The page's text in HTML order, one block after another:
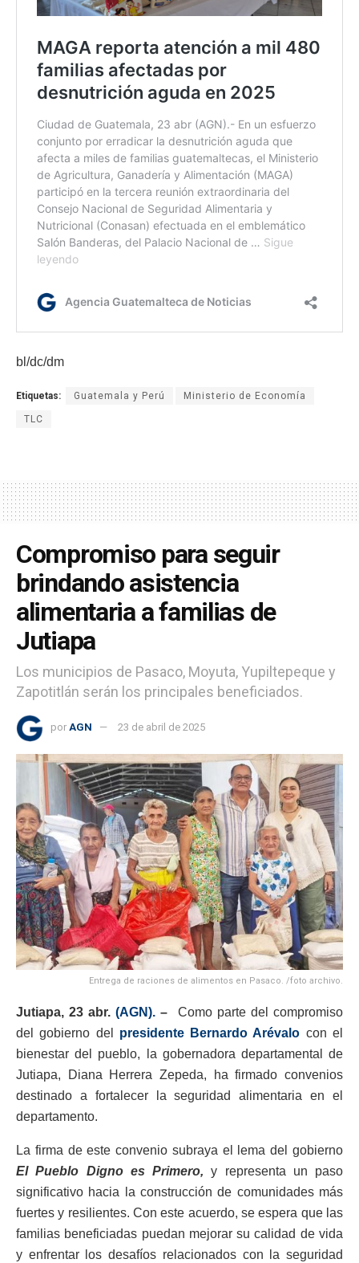
bl/dc/dm
Etiquetas: Guatemala y Perú Ministerio de Economía
TLC
Compromiso para seguir
brindando asistencia
alimentaria a familias de
Jutiapa
Los municipios de Pasaco, Moyuta, Yupiltepeque y
Zapotitlán serán los principales beneficiados.
por AGN 23 de abril de 2025
Entrega de raciones de alimentos en Pasaco. /foto archivo.
Jutiapa, 23 abr.(AGN). – Como parte del compromiso
del gobierno del presidente Bernardo Arévalo con el
bienestar del pueblo, la gobernadora departamental de
Jutiapa, Diana Herrera Zepeda, ha firmado convenios
destinado a fortalecer la seguridad alimentaria en el
departamento.
La firma de este convenio subraya el lema del gobierno
El Pueblo Digno es Primero,
y representa un paso
significativo hacia la construcción de comunidades más
fuertes y resilientes. Con este acuerdo, se espera que las
familias beneficiadas puedan mejorar su calidad de vida
y enfrentar los desafíos relacionados con la seguridad